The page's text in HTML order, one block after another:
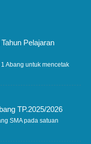
Pelajaran
Abang untuk mencetak
TP.2025/2026
SMA pada satuan